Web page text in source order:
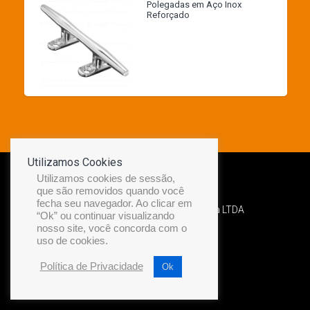
Polegadas em Aço Inox
Reforçado
Desenvolvido por Diamond Náutica LTDA
Utilizamos Cookies
Utilizamos cookies de sessão,
que são removidos quando você
fecha seu navegador. Ao clicar em
“Ok” ou continuar visualizando
nosso site, você concorda com o
uso de cookies.
Política de Privacidade Ok